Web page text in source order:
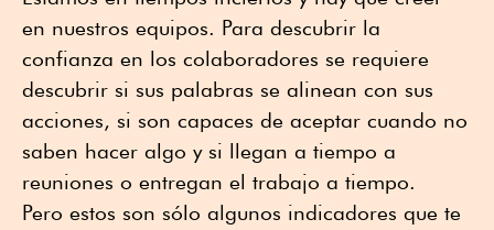
en nuestros equipos. Para descubrir la
confianza en los colaboradores se requiere
descubrir si sus palabras se alinean con sus
acciones, si son capaces de aceptar cuando no
saben hacer algo y si llegan a tiempo a
reuniones o entregan el trabajo a tiempo.
Pero estos son sólo algunos indicadores que te